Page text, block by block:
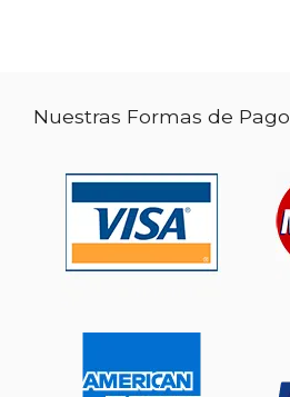
Nuestras Formas de Pago